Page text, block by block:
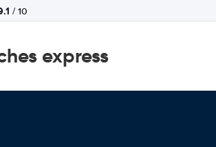
/ 10
express